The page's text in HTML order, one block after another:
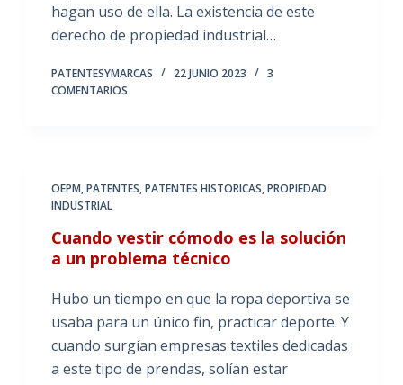
hagan uso de ella. La existencia de este
derecho de propiedad industrial…
PATENTESYMARCAS 22 JUNIO 2023
3
COMENTARIOS
OEPM,PATENTES,PATENTES HISTORICAS,PROPIEDAD
INDUSTRIAL
Cuando vestir cómodo es la solución
a un problema técnico
Hubo un tiempo en que la ropa deportiva se
usaba para un único fin, practicar deporte. Y
cuando surgían empresas textiles dedicadas
a este tipo de prendas, solían estar